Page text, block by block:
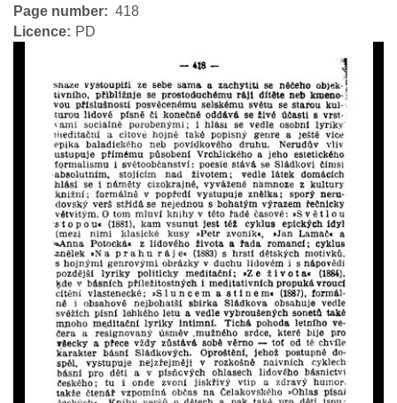
Page number
418
Licence
PD